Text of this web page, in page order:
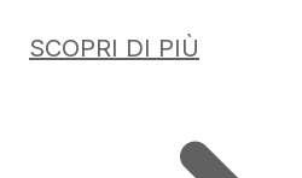
SCOPRI DI PIÙ